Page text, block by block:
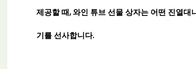
제공할 때, 와인 튜브 선물 상자는 어떤 진열
기를 선사합니다.